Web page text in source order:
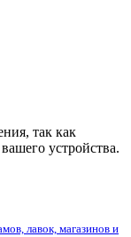
так как
устройства.
лавок, магазинов и